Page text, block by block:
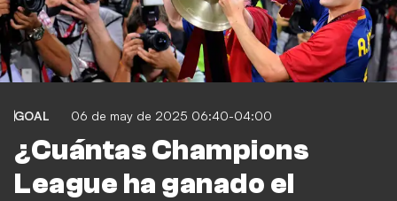
GOAL 06 de may de 2025 06:40-04:00
¿Cuántas Champions
League ha ganado el